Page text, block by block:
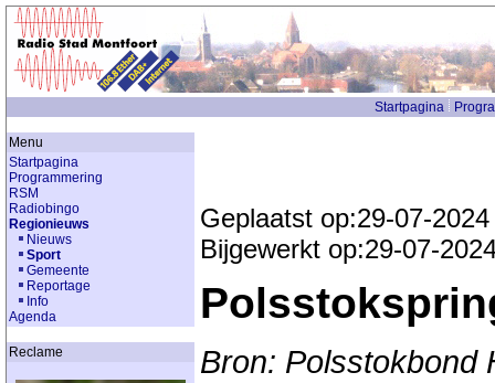
Startpagina
Menu
Startpagina
Programmering
RSM
Radiobingo
Regionieuws
Nieuws
Sport
Gemeente
Reportage
Info
Agenda
Reclame
Geplaatst op:29-07-2024
Bijgewerkt op:29-07-
Bron: Polsstokbond